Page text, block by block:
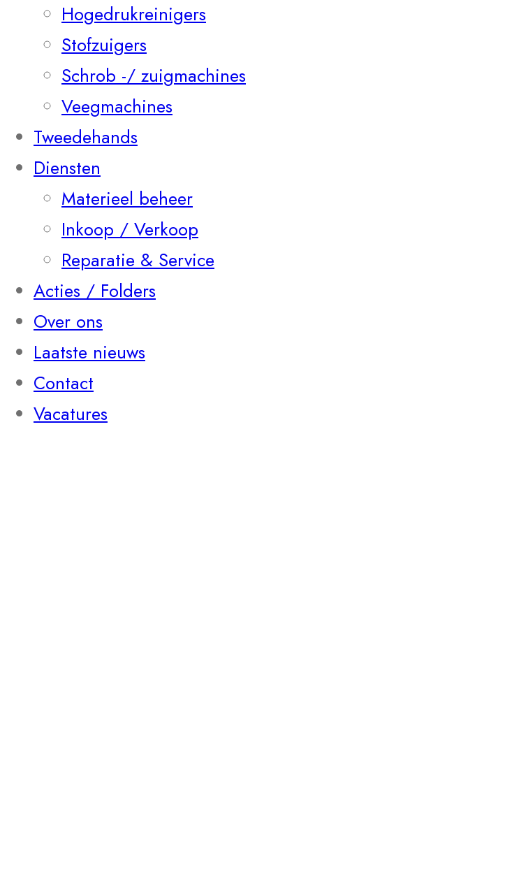
Hogedrukreinigers
Stofzuigers
Schrob -/ zuigmachines
Veegmachines
Tweedehands
Diensten
Materieel beheer
Inkoop / Verkoop
Reparatie & Service
Acties / Folders
Over ons
Laatste nieuws
Contact
Vacatures